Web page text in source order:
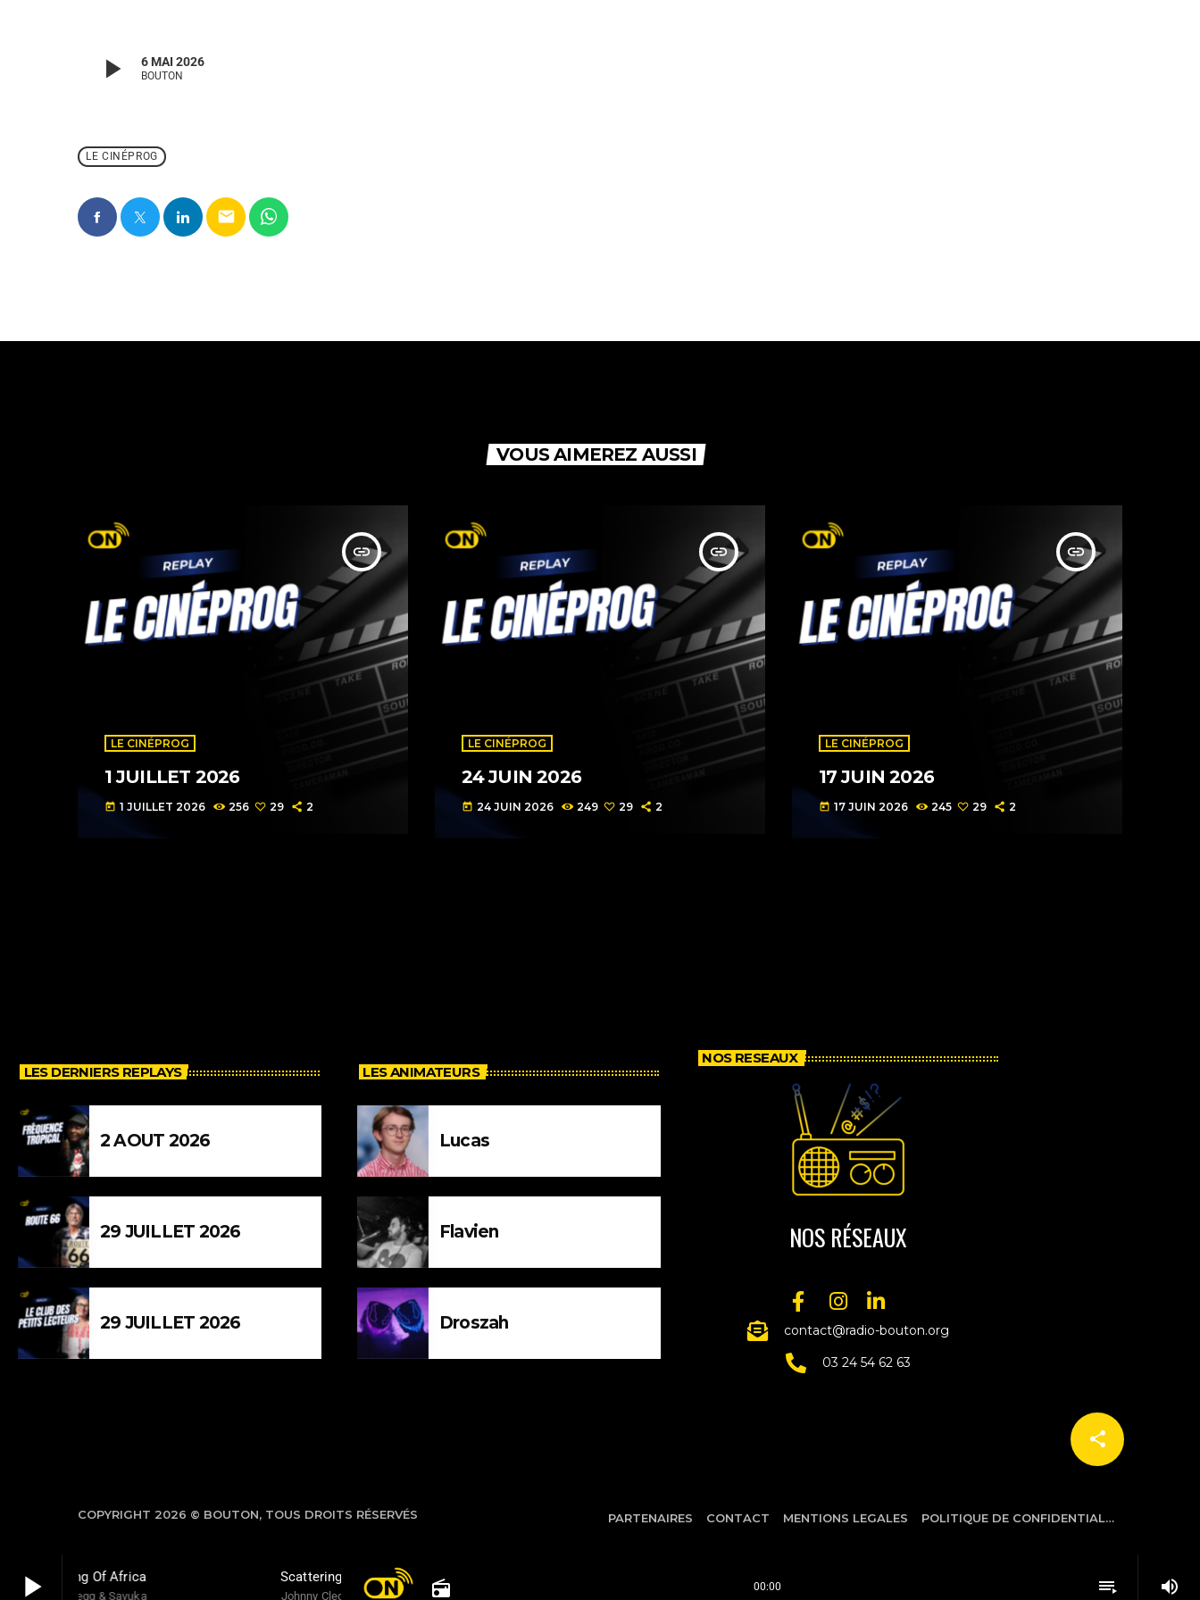
play_arrow
Scattering Of Africa Scattering Of Africa
Johnny Clegg & Savuka Johnny Clegg & Savuka radio 00:00 playlist_play volume_up
share
email
play_arrow 6 MAI 2026
BOUTON
LE CINÉPROG
email
VOUS AIMEREZ AUSSI
insert_link
LE CINÉPROG
1 JUILLET 2026
today 1 JUILLET 2026 256 29 2
insert_link
LE CINÉPROG
24 JUIN 2026
today 24 JUIN 2026 249 29 2
insert_link
LE CINÉPROG
17 JUIN 2026
today 17 JUIN 2026 245 29 2
LES DERNIERS REPLAYS
2 AOUT 2026
29 JUILLET 2026
29 JUILLET 2026
LES ANIMATEURS
Lucas
Flavien
Droszah
NOS RESEAUX
NOS RÉSEAUX
contact@radio-bouton.org
03 24 54 62 63
COPYRIGHT 2026 © BOUTON, TOUS DROITS RÉSERVÉS PARTENAIRES CONTACT MENTIONS LEGALES POLITIQUE DE CONFIDENTIALITÉ